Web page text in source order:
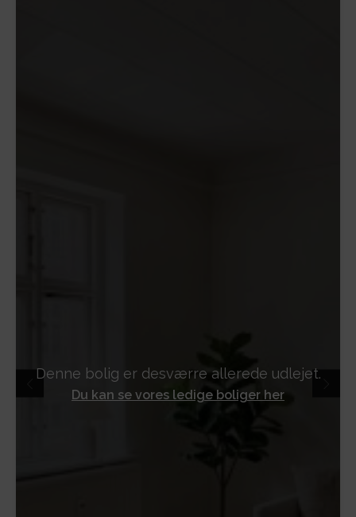
Denne bolig er desværre allerede udlejet.
Du kan se vores ledige boliger her